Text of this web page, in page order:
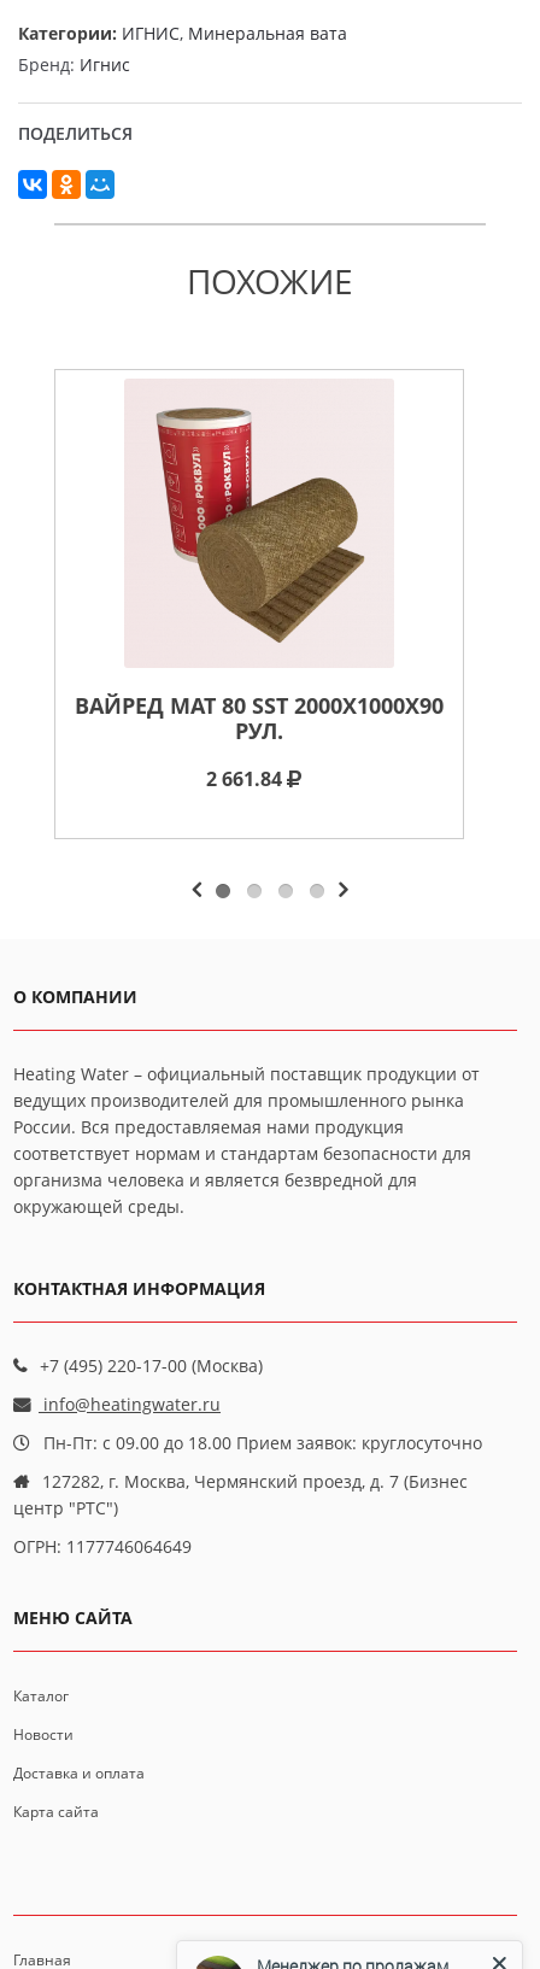
Категории: ИГНИС, Минеральная вата
Бренд: Игнис
ПОДЕЛИТЬСЯ
ПОХОЖИЕ
ВАЙРЕД МАТ 80 SST 2000X1000X90
РУЛ.
2 661.84
О КОМПАНИИ
Heating Water – официальный поставщик продукции от
ведущих производителей для промышленного рынка
России. Вся предоставляемая нами продукция
соответствует нормам и стандартам безопасности для
организма человека и является безвредной для
окружающей среды.
КОНТАКТНАЯ ИНФОРМАЦИЯ
+7 (495) 220-17-00 (Москва)
info@heatingwater.ru
Пн-Пт: с 09.00 до 18.00 Прием заявок: круглосуточно
127282, г. Москва, Чермянский проезд, д. 7 (Бизнес
центр "РТС")
ОГРН: 1177746064649
МЕНЮ САЙТА
Каталог
Новости
Доставка и оплата
Карта сайта
Главная